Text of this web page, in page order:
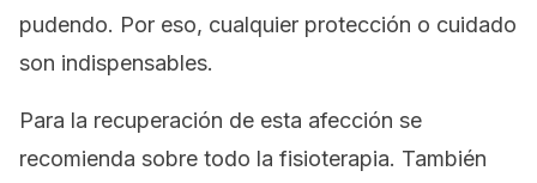
pudendo. Por eso, cualquier protección o cuidado
son indispensables.
Para la recuperación de esta afección se
recomienda sobre todo la fisioterapia. También